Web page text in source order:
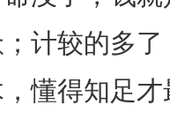
计较的多
懂得知足